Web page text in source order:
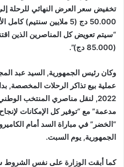
تخفيض سعر العرض النهائي للرحلة
50.000 دج (5 ملايين سنتيم)
“سيتم تعويض كل المناصرين الذين
(85.000 دج)”.
وكان رئيس الجمهورية, السيد عبد
2022, لنقل مناصري المنتخب
مدعمة” مع “توفير كل الإمكانات
“الخضر” في مباراة السد أمام
الجمهورية, يوم السبت.
كما أبقت الوزارة على نفس